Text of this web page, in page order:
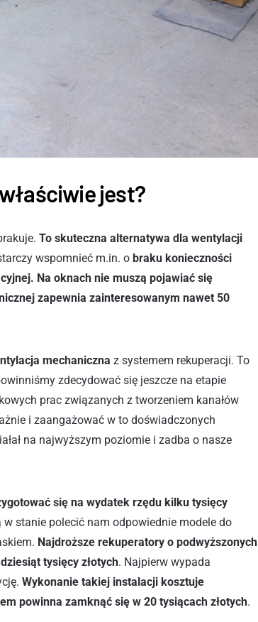
jest?
To skuteczna alternatywa dla wentylacji
wspomnieć m.in. o braku konieczności
Na oknach nie muszą pojawiać się
zapewnia zainteresowanym nawet 50
mechaniczna z systemem rekuperacji. To
zdecydować się jeszcze na etapie
prac związanych z tworzeniem kanałów
i zaangażować w to doświadczonych
na najwyższym poziomie i zadba o nasze
się na wydatek rzędu kilku tysięcy
stanie polecić nam odpowiednie modele do
Najdroższe rekuperatory o podwyższonych
tysięcy złotych. Najpierw wypada
Wykonanie takiej instalacji kosztuje
powinna zamknąć się w 20 tysiącach złotych.